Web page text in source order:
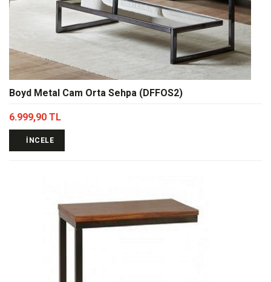
Boyd Metal Cam Orta Sehpa (DFFOS2)
6.999,90 TL
İNCELE